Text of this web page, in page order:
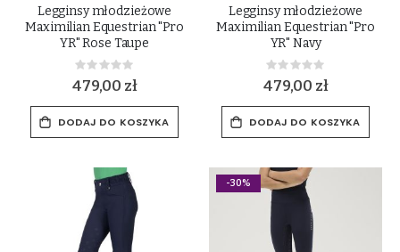
Legginsy młodzieżowe
Maximilian Equestrian "Pro
YR" Rose Taupe
Rating:
0%
479,00 zł
DODAJ DO KOSZYKA
Legginsy młodzieżowe
Maximilian Equestrian "Pro
YR" Navy
Rating:
0%
479,00 zł
DODAJ DO KOSZYKA
-30%